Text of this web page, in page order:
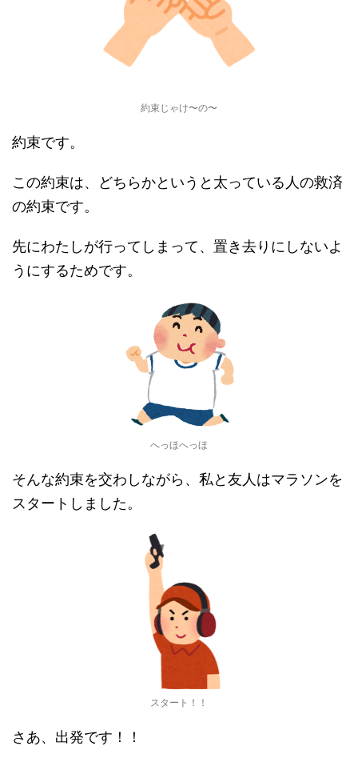
約束じゃけ〜の〜
約束です。
この約束は、どちらかというと太っている人の救済
の約束です。
先にわたしが行ってしまって、置き去りにしないよ
うにするためです。
へっほへっほ
そんな約束を交わしながら、私と友人はマラソンを
スタートしました。
スタート！！
さあ、出発です！！